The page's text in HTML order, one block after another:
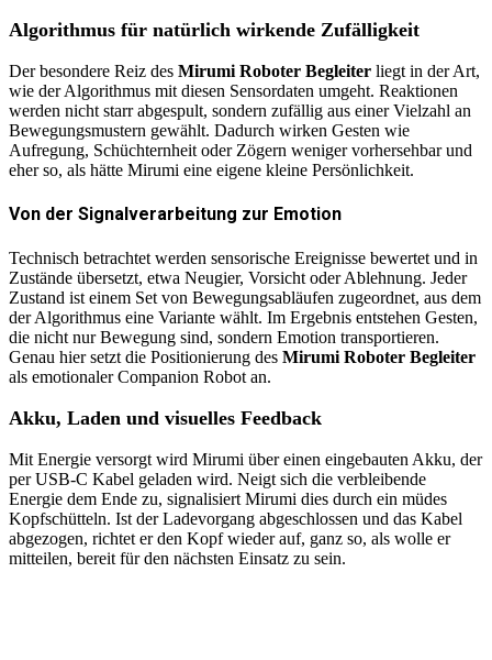
Algorithmus für natürlich wirkende Zufälligkeit
Der besondere Reiz des Mirumi Roboter Begleiter liegt in der Art,
wie der Algorithmus mit diesen Sensordaten umgeht. Reaktionen
werden nicht starr abgespult, sondern zufällig aus einer Vielzahl an
Bewegungsmustern gewählt. Dadurch wirken Gesten wie
Aufregung, Schüchternheit oder Zögern weniger vorhersehbar und
eher so, als hätte Mirumi eine eigene kleine Persönlichkeit.
Von der Signalverarbeitung zur Emotion
Technisch betrachtet werden sensorische Ereignisse bewertet und in
Zustände übersetzt, etwa Neugier, Vorsicht oder Ablehnung. Jeder
Zustand ist einem Set von Bewegungsabläufen zugeordnet, aus dem
der Algorithmus eine Variante wählt. Im Ergebnis entstehen Gesten,
die nicht nur Bewegung sind, sondern Emotion transportieren.
Genau hier setzt die Positionierung des Mirumi Roboter Begleiter
als emotionaler Companion Robot an.
Akku, Laden und visuelles Feedback
Mit Energie versorgt wird Mirumi über einen eingebauten Akku, der
per USB-C Kabel geladen wird. Neigt sich die verbleibende
Energie dem Ende zu, signalisiert Mirumi dies durch ein müdes
Kopfschütteln. Ist der Ladevorgang abgeschlossen und das Kabel
abgezogen, richtet er den Kopf wieder auf, ganz so, als wolle er
mitteilen, bereit für den nächsten Einsatz zu sein.